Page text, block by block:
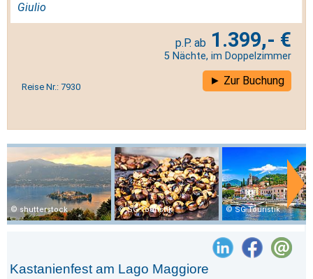
Giulio
1.399,- €
5 Nächte, im Doppelzimmer
Reise Nr.: 7930 Zur Buchung
shutterstock SG Touristik SG Touristik
Kastanienfest am Lago Maggiore